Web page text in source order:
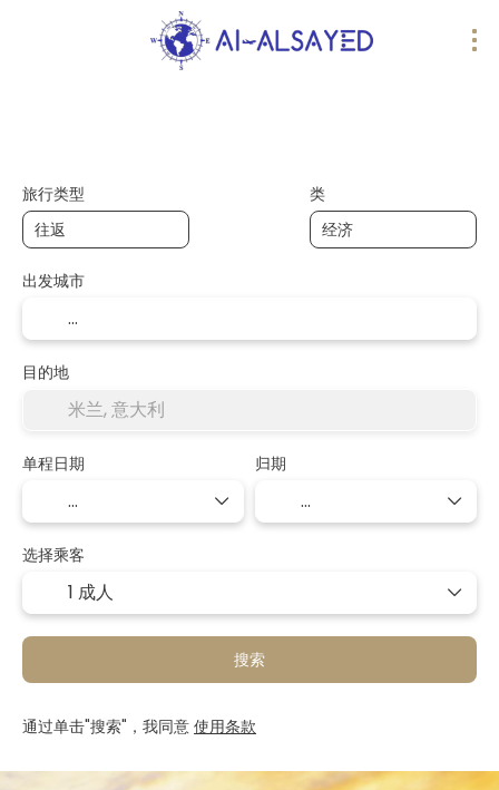
旅行类型 类
出发城市
目的地
单程日期 归期
选择乘客
1 成人
搜索
通过单击"搜索"，我同意 使用条款